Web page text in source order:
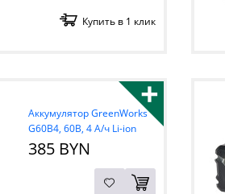
Купить в 1 клик
+
Аккумулятор GreenWorks
G60B4, 60В, 4 А/ч Li-ion
385 BYN